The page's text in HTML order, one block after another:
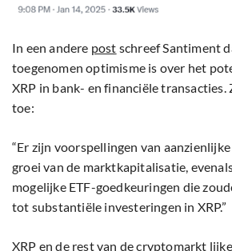
In een andere post schreef Santiment
toegenomen optimisme is over het
XRP in bank- en financiële transacties.
toe:
“Er zijn voorspellingen van
groei van de marktkapitalisatie,
mogelijke ETF-goedkeuringen die
tot substantiële investeringen in XRP.”
XRP en de rest van de cryptomarkt